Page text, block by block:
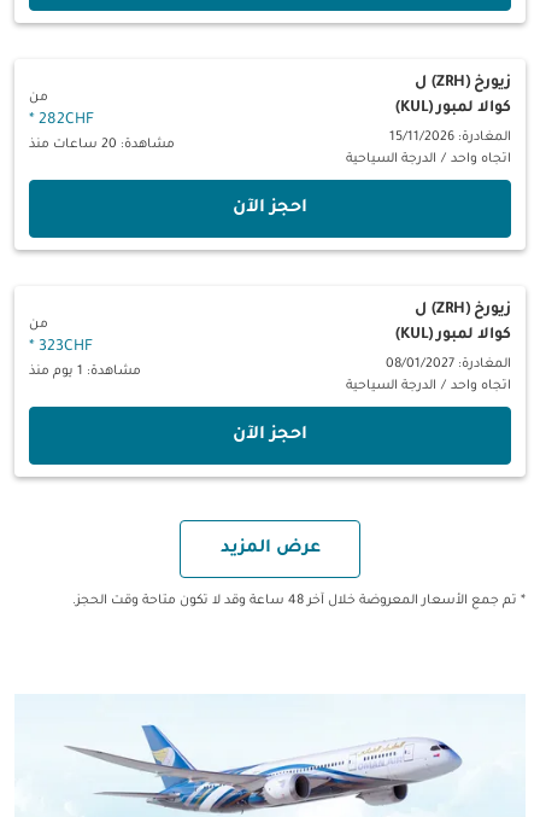
زيورخ (ZRH)
ل
كوالا لمبور (KUL)
المغادرة: 15/11/2026
اتجاه واحد / الدرجة السياحية
من
282CHF
*
مشاهدة: 20 ساعات منذ
‫احجز الآن‬
زيورخ (ZRH)
ل
كوالا لمبور (KUL)
المغادرة: 08/01/2027
اتجاه واحد / الدرجة السياحية
من
323CHF
*
مشاهدة: 1 يوم منذ
‫احجز الآن‬
عرض المزيد
* تم جمع الأسعار المعروضة خلال آخر 48 ساعة وقد لا تكون متاحة وقت الحجز.